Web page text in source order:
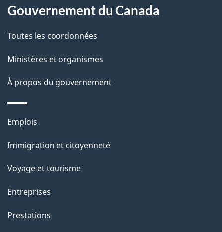
l
a
p
a
e
Gouvernement du Canada
Toutes les coordonnées
Ministères et organismes
À propos du gouvernement
Thèmes
sujets
Emplois
Immigration et citoyenneté
Voyage et tourisme
Entreprises
Prestations